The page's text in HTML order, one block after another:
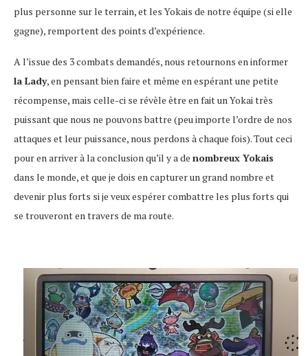
plus personne sur le terrain, et les Yokais de notre équipe (si elle
gagne), remportent des points d’expérience.
A l’issue des 3 combats demandés, nous retournons en informer
la Lady, en pensant bien faire et même en espérant une petite
récompense, mais celle-ci se révèle être en fait un Yokai très
puissant que nous ne pouvons battre (peu importe l’ordre de nos
attaques et leur puissance, nous perdons à chaque fois). Tout ceci
pour en arriver à la conclusion qu’il y a de nombreux Yokais
dans le monde, et que je dois en capturer un grand nombre et
devenir plus forts si je veux espérer combattre les plus forts qui
se trouveront en travers de ma route.